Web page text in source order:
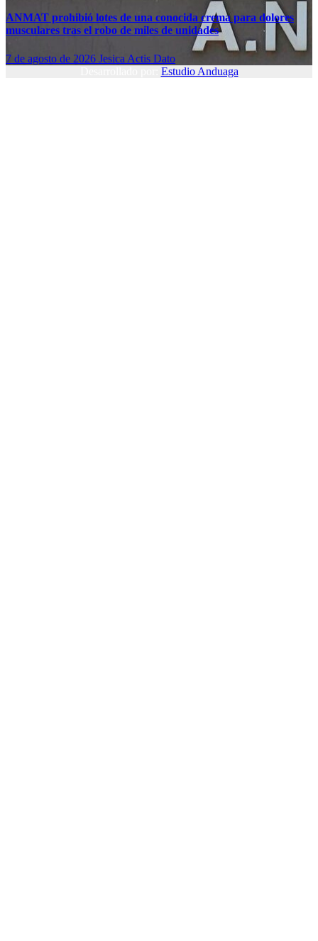
ANMAT prohibió lotes de una conocida crema para dolores
musculares tras el robo de miles de unidades
7 de agosto de 2026 Jesica Actis Dato
Estudio Anduaga